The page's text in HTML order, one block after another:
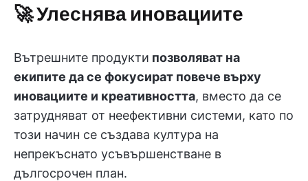
🚀 Улеснява иновациите
Вътрешните продукти позволяват на
екипите да се фокусират повече върху
иновациите и креативността, вместо да се
затрудняват от неефективни системи, като по
този начин се създава култура на
непрекъснато усъвършенстване в
дългосрочен план.